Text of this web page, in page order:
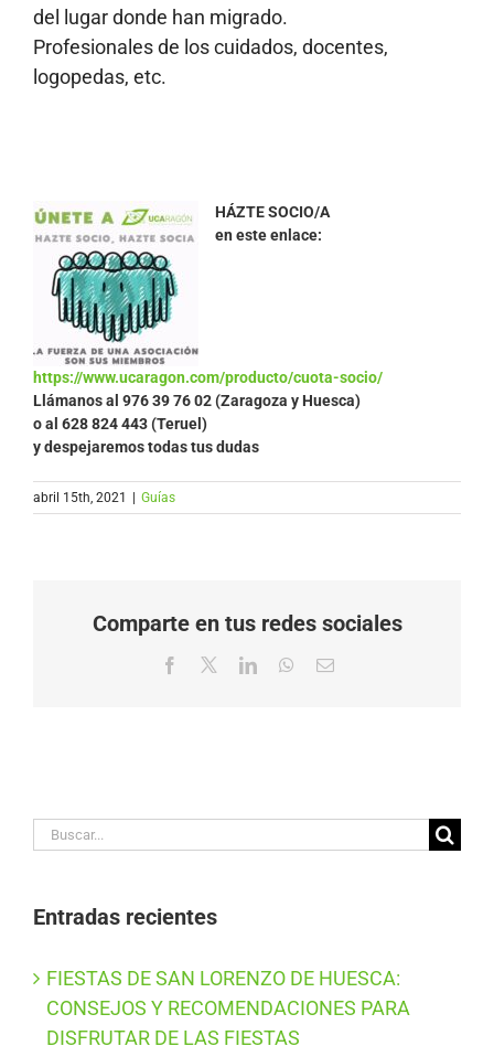
del lugar donde han migrado.
Profesionales de los cuidados, docentes,
logopedas, etc.
HÁZTE SOCIO/A
en este enlace:
https://www.ucaragon.com/producto/cuota-socio/
Llámanos al 976 39 76 02 (Zaragoza y Huesca)
o al 628 824 443 (Teruel)
y despejaremos todas tus dudas
abril 15th, 2021 Guías
Comparte en tus redes sociales
Facebook LinkedInWhatsApp
Correo
Buscar:
Entradas recientes
FIESTAS DE SAN LORENZO DE HUESCA:
CONSEJOS Y RECOMENDACIONES PARA
DISFRUTAR DE LAS FIESTAS